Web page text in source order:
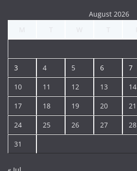
August 2026
3 4 5 6 7
10 11 12 13 14
17 18 19 20 21
24 25 26 27 28
31